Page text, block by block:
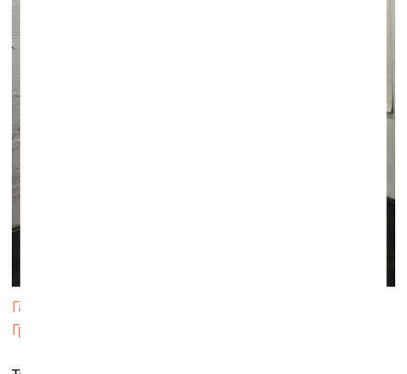
Галерея «Люда», вид экспозиции. Фото: Михаил
Григорьев